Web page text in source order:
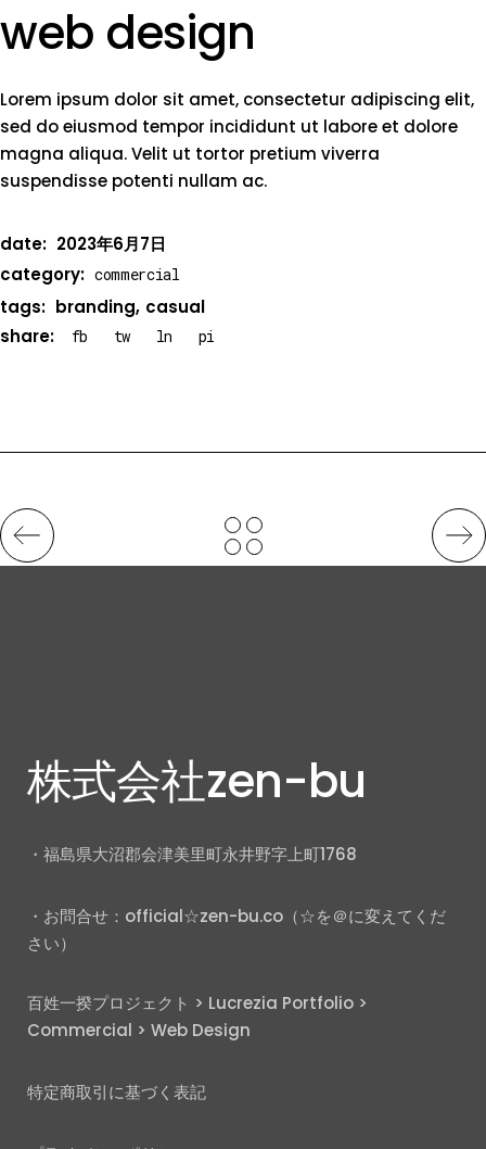
web design
Lorem ipsum dolor sit amet, consectetur adipiscing elit,
sed do eiusmod tempor incididunt ut labore et dolore
magna aliqua. Velit ut tortor pretium viverra
suspendisse potenti nullam ac.
date: 2023年6月7日
category: commercial
tags: branding casual
share:
fb tw ln pi
株式会社zen-bu
・福島県大沼郡会津美里町永井野字上町1768
・お問合せ：official☆zen-bu.co（☆を＠に変えてくだ
さい）
百姓一揆プロジェクト > Lucrezia Portfolio >
Commercial > Web Design
特定商取引に基づく表記